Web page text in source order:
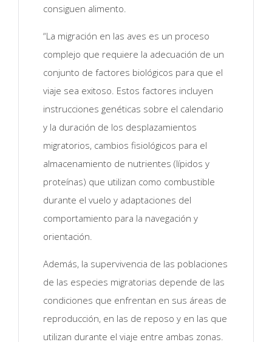
consiguen alimento.
“La migración en las aves es un proceso
complejo que requiere la adecuación de un
conjunto de factores biológicos para que el
viaje sea exitoso. Estos factores incluyen
instrucciones genéticas sobre el calendario
y la duración de los desplazamientos
migratorios, cambios fisiológicos para el
almacenamiento de nutrientes (lípidos y
proteínas) que utilizan como combustible
durante el vuelo y adaptaciones del
comportamiento para la navegación y
orientación.
Además, la supervivencia de las poblaciones
de las especies migratorias depende de las
condiciones que enfrentan en sus áreas de
reproducción, en las de reposo y en las que
utilizan durante el viaje entre ambas zonas.